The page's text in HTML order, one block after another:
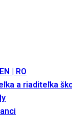
| RO
a riaditeľka